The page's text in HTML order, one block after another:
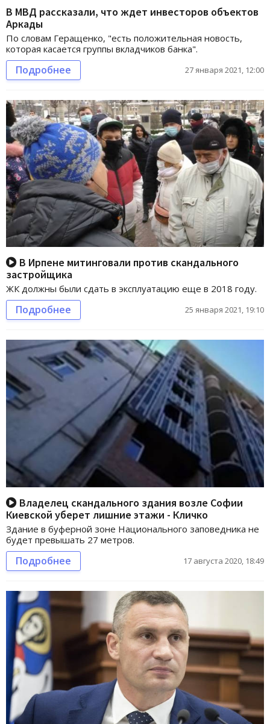
В МВД рассказали, что ждет инвесторов объектов
Аркады
По словам Геращенко, "есть положительная новость,
которая касается группы вкладчиков банка".
Подробнее 27 января 2021, 12:00
В Ирпене митинговали против скандального
застройщика
ЖК должны были сдать в эксплуатацию еще в 2018 году.
Подробнее 25 января 2021, 19:10
Владелец скандального здания возле Софии
Киевской уберет лишние этажи - Кличко
Здание в буферной зоне Национального заповедника не
будет превышать 27 метров.
Подробнее 17 августа 2020, 18:49